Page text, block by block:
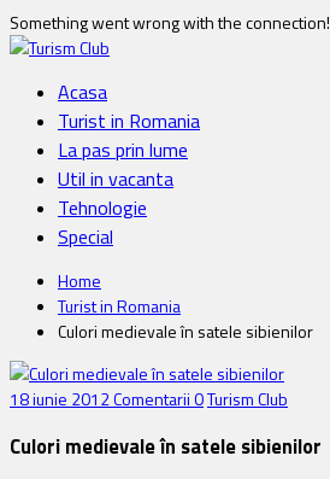
Something went wrong with the connection!
Acasa
Turist in Romania
La pas prin lume
Util in vacanta
Tehnologie
Special
Home
Turist in Romania
Culori medievale în satele sibienilor
18 iunie 2012Comentarii 0Turism Club
Culori medievale în satele sibienilor